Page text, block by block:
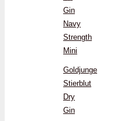
Gin
Navy
Strength
Mini
Goldjunge
Stierblut
Dry
Gin